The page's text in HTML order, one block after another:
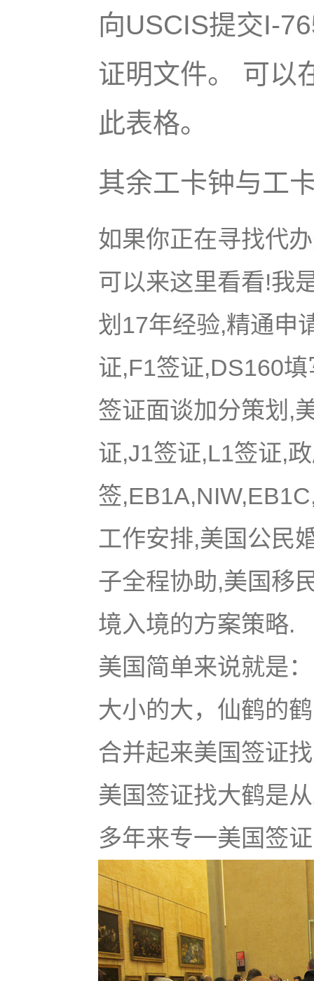
向USCIS提交I-
证明文件。 可以
此表格。
其余工卡钟与工
如果你正在寻找代
可以来这里看看!我
划17年经验,精通申
证,F1签证,DS160
签证面谈加分策划,
证,J1签证,L1签证,
签
工作安排,美国公民
子全程协助,美国移
境入境的方案策略.
美国简单来说就是
大小的大，仙鹤的
合并起来美国签证
美国签证找大鹤是
多年来专一美国签